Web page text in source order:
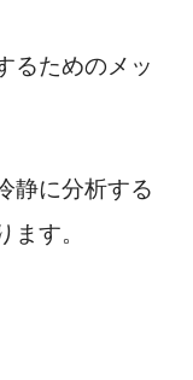
るためのメッ
静に分析する
ます。